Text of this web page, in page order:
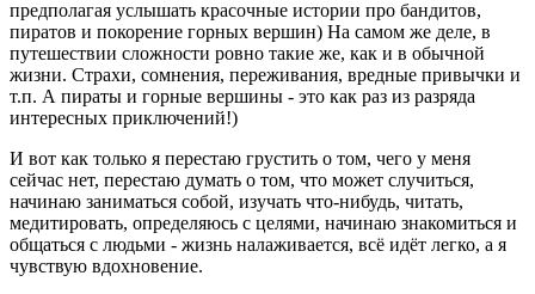
предполагая услышать красочные истории про бандитов,
пиратов и покорение горных вершин) На самом же деле, в
путешествии сложности ровно такие же, как и в обычной
жизни. Страхи, сомнения, переживания, вредные привычки и
т.п. А пираты и горные вершины - это как раз из разряда
интересных приключений!)
И вот как только я перестаю грустить о том, чего у меня
сейчас нет, перестаю думать о том, что может случиться,
начинаю заниматься собой, изучать что-нибудь, читать,
медитировать, определяюсь с целями, начинаю знакомиться и
общаться с людьми - жизнь налаживается, всë идёт легко, а я
чувствую вдохновение.